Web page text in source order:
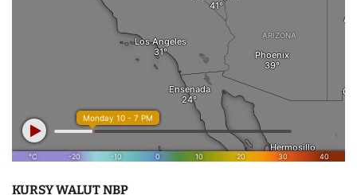
KURSY WALUT NBP